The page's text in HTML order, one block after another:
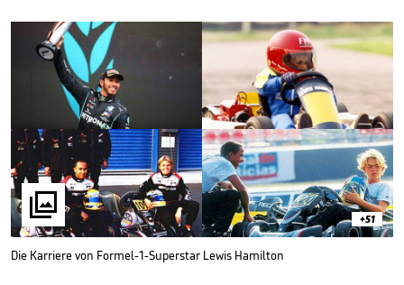
 +51
Die Karriere von Formel-1-Superstar Lewis Hamilton